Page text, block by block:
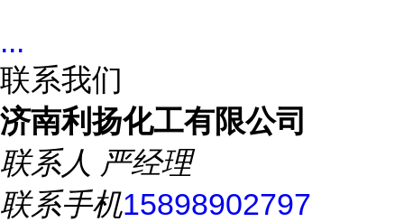
...
联系我们
济南利扬化工有限公司
联系人 严经理
联系手机15898902797